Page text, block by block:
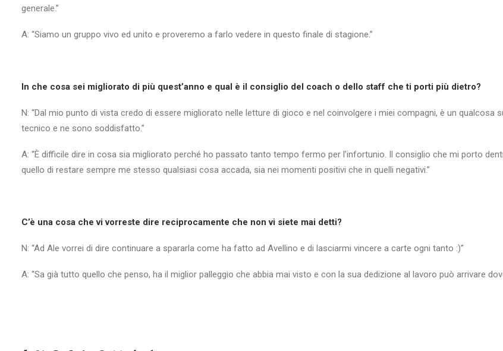
generale.”
A: “Siamo un gruppo vivo ed unito e proveremo a farlo vedere in questo finale di stagione.”
In che cosa sei migliorato di più quest’anno e qual è il consiglio del coach o dello staff che ti porti più dietro?
N: “Dal mio punto di vista credo di essere migliorato nelle letture di gioco e nel coinvolgere i miei compagni, è un
tecnico e ne sono soddisfatto.”
A: “È difficile dire in cosa sia migliorato perché ho passato tanto tempo fermo per l’infortunio. Il consiglio che mi porto
quello di restare sempre me stesso qualsiasi cosa accada, sia nei momenti positivi che in quelli negativi.”
C’è una cosa che vi vorreste dire reciprocamente che non vi siete mai detti?
N: “Ad Ale vorrei di dire continuare a spararla come ha fatto ad Avellino e di lasciarmi vincere a carte ogni tanto :)”
A: “Sa già tutto quello che penso, ha il miglior palleggio che abbia mai visto e con la sua dedizione al lavoro può arrivare